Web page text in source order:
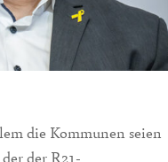
die Kommunen seien
der R21-